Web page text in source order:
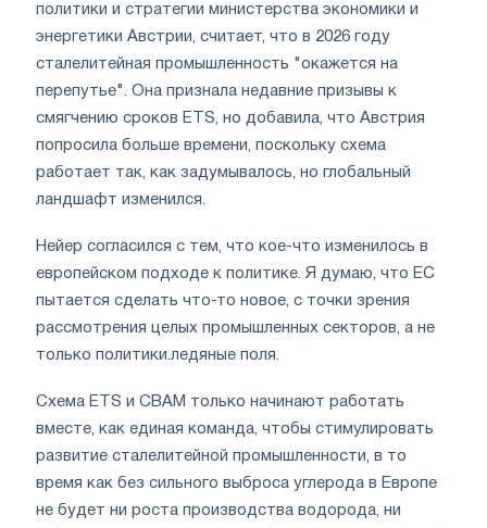
политики и стратегии министерства экономики и
энергетики Австрии, считает, что в 2026 году
сталелитейная промышленность "окажется на
перепутье". Она признала недавние призывы к
смягчению сроков ETS, но добавила, что Австрия
попросила больше времени, поскольку схема
работает так, как задумывалось, но глобальный
ландшафт изменился.
Нейер согласился с тем, что кое-что изменилось в
европейском подходе к политике. Я думаю, что ЕС
пытается сделать что-то новое, с точки зрения
рассмотрения целых промышленных секторов, а не
только политики.ледяные поля.
Схема ETS и CBAM только начинают работать
вместе, как единая команда, чтобы стимулировать
развитие сталелитейной промышленности, в то
время как без сильного выброса углерода в Европе
не будет ни роста производства водорода, ни